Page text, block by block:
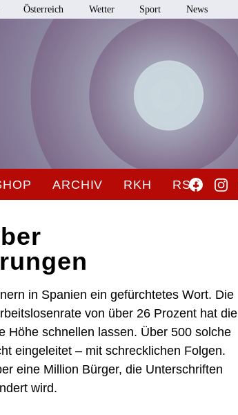
Österreich Wetter Sport News
ARCHIV RKH RSO
in Spanien ein gefürchtetes Wort. Die
von über 26 Prozent hat die
Höhe schnellen lassen. Über 500 solche
eingeleitet – mit schrecklichen Folgen.
eine Million Bürger, die Unterschriften
wird.